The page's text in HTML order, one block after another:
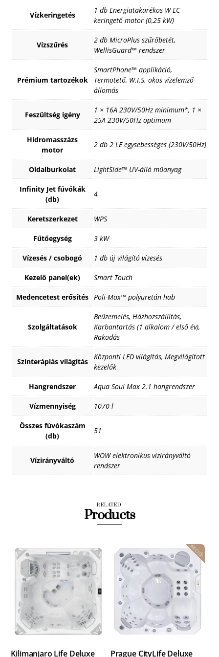
Vízkeringetés
1 db Energiatakarékos W-EC
keringető motor (0,25 kW)
Vízszűrés
2 db MicroPlus szűrőbetét,
WellisGuard™ rendszer
Prémium tartozékok
SmartPhone™ applikáció,
Termotető, W.I.S. okos vízelemző
állomás
Feszültség igény
1 × 16A 230V/50Hz minimum*, 1 ×
25A 230V/50Hz optimum
Hidromasszázs
motor
2 db 2 LE egysebességes (230V/50Hz)
Oldalburkolat LightSide™ UV-álló műanyag
Infinity Jet fúvókák
(db)
4
Keretszerkezet WPS
Fűtőegység 3 kW
Vízesés / csobogó 1 db új világító vízesés
Kezelő panel(ek) Smart Touch
Medencetest erősítés Poli-Max™ polyuretán hab
Szolgáltatások
Beüzemelés, Házhozszállítás,
Karbantartás (1 alkalom / első év),
Rakodás
Színterápiás világítás
Központi LED világítás, Megvilágított
kezelők
Hangrendszer Aqua Soul Max 2.1 hangrendszer
Vízmennyiség 1070 l
Összes fúvókaszám
(db)
51
Vízirányváltó
WOW elektronikus vízirányváltó
rendszer
RELATED
Products
Kilimanjaro Life Deluxe
AKCIÓ!
Prague CityLife Deluxe